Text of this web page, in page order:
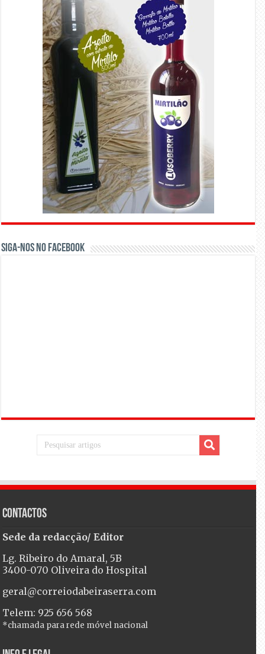
Siga-nos no Facebook
Contactos
Sede da redacção/ Editor
Lg. Ribeiro do Amaral, 5B
3400-070 Oliveira do Hospital
geral@correiodabeiraserra.com
Telem: 925 656 568
*chamada para rede móvel nacional